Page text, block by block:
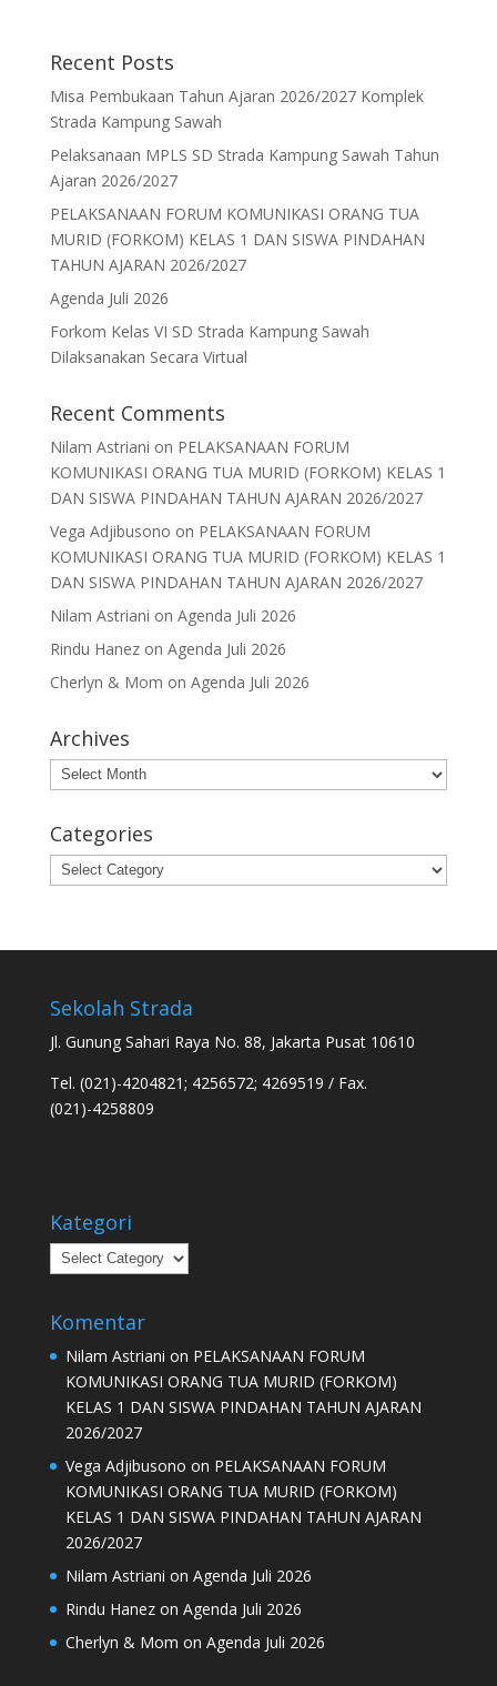
b
o
o
k
d
o
n
Recent Posts
Misa Pembukaan Tahun Ajaran 2026/2027 Komplek
Strada Kampung Sawah
Pelaksanaan MPLS SD Strada Kampung Sawah Tahun
Ajaran 2026/2027
PELAKSANAAN FORUM KOMUNIKASI ORANG TUA
MURID (FORKOM) KELAS 1 DAN SISWA PINDAHAN
TAHUN AJARAN 2026/2027
Agenda Juli 2026
Forkom Kelas VI SD Strada Kampung Sawah
Dilaksanakan Secara Virtual
Recent Comments
Nilam Astriani on PELAKSANAAN FORUM
KOMUNIKASI ORANG TUA MURID (FORKOM) KELAS 1
DAN SISWA PINDAHAN TAHUN AJARAN 2026/2027
Vega Adjibusono on PELAKSANAAN FORUM
KOMUNIKASI ORANG TUA MURID (FORKOM) KELAS 1
DAN SISWA PINDAHAN TAHUN AJARAN 2026/2027
Nilam Astriani on Agenda Juli 2026
Rindu Hanezon Agenda Juli 2026
Cherlyn & Mom on Agenda Juli 2026
Archives
Archives
Categories
Categories
Sekolah Strada
Jl. Gunung Sahari Raya No. 88, Jakarta Pusat 10610
Tel. (021)-4204821; 4256572; 4269519 / Fax.
(021)-4258809
Kategori
Kategori
Komentar
Nilam Astriani on PELAKSANAAN FORUM
KOMUNIKASI ORANG TUA MURID (FORKOM)
KELAS 1 DAN SISWA PINDAHAN TAHUN AJARAN
2026/2027
Vega Adjibusono on PELAKSANAAN FORUM
KOMUNIKASI ORANG TUA MURID (FORKOM)
KELAS 1 DAN SISWA PINDAHAN TAHUN AJARAN
2026/2027
Nilam Astriani on Agenda Juli 2026
Rindu Hanezon Agenda Juli 2026
Cherlyn & Mom on Agenda Juli 2026